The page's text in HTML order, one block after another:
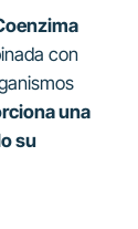
con
una
su